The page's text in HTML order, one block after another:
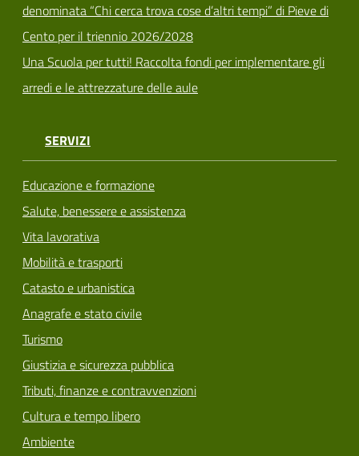
denominata “Chi cerca trova cose d’altri tempi” di Pieve di
Cento per il triennio 2026/2028
Una Scuola per tutti! Raccolta fondi per implementare gli
arredi e le attrezzature delle aule
SERVIZI
Educazione e formazione
Salute, benessere e assistenza
Vita lavorativa
Mobilità e trasporti
Catasto e urbanistica
Anagrafe e stato civile
Turismo
Giustizia e sicurezza pubblica
Tributi, finanze e contravvenzioni
Cultura e tempo libero
Ambiente